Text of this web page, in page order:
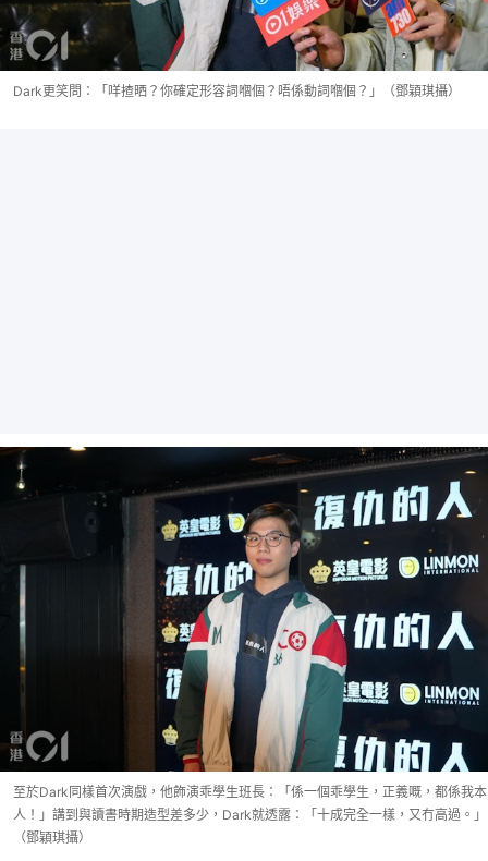
Dark更笑問：「咩揸晒？你確定形容詞嗰個？唔係動詞嗰個？」（鄧穎琪攝）
至於Dark同樣首次演戲，他飾演乖學生班長：「係一個乖學生，正義嘅，都係我本
人！」講到與讀書時期造型差多少，Dark就透露：「十成完全一樣，又冇高過。」
（鄧穎琪攝）